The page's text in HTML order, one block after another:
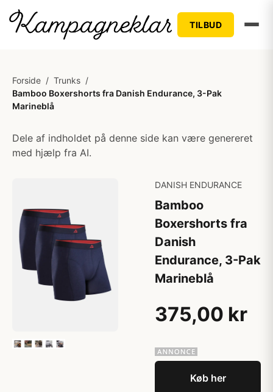
TILBUD
Forside / Trunks /
Bamboo Boxershorts fra Danish Endurance, 3-Pak
Marineblå
Dele af indholdet på denne side kan være genereret
med hjælp fra AI.
DANISH ENDURANCE
Bamboo
Boxershorts fra
Danish
Endurance, 3-Pak
Marineblå
375,00 kr
Køb her